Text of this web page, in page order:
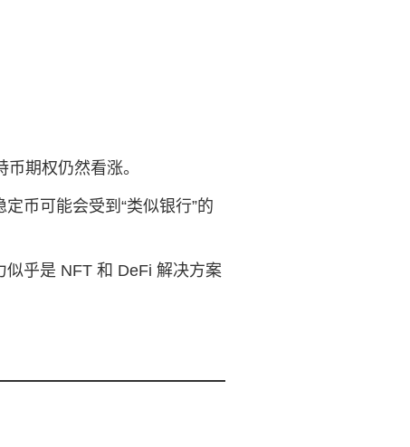
期权仍然看涨。
币可能会受到“类似银行”的
似乎是 NFT 和 DeFi 解决方案